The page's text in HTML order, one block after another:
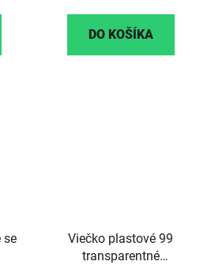
DO KOŠÍKA
se
Viečko plastové 99
transparentné